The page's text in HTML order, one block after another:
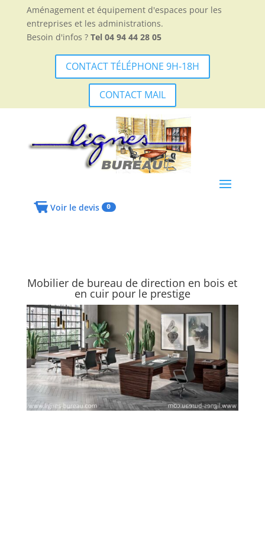
Aménagement et équipement d'espaces pour les
entreprises et les administrations.
Besoin d'infos ? Tel 04 94 44 28 05
CONTACT TÉLÉPHONE 9H-18H
CONTACT MAIL
Voir le devis 0
Mobilier de bureau de direction en bois et
en cuir pour le prestige